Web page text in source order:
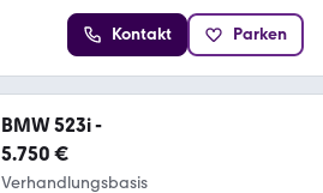
Kontakt Parken
BMW 523i -
5.750 €
Verhandlungsbasis